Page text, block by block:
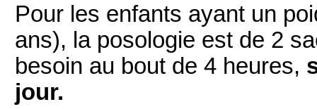
Pour les enfants ayant un
ans), la posologie est de 2
besoin au bout de 4 heures,
jour.